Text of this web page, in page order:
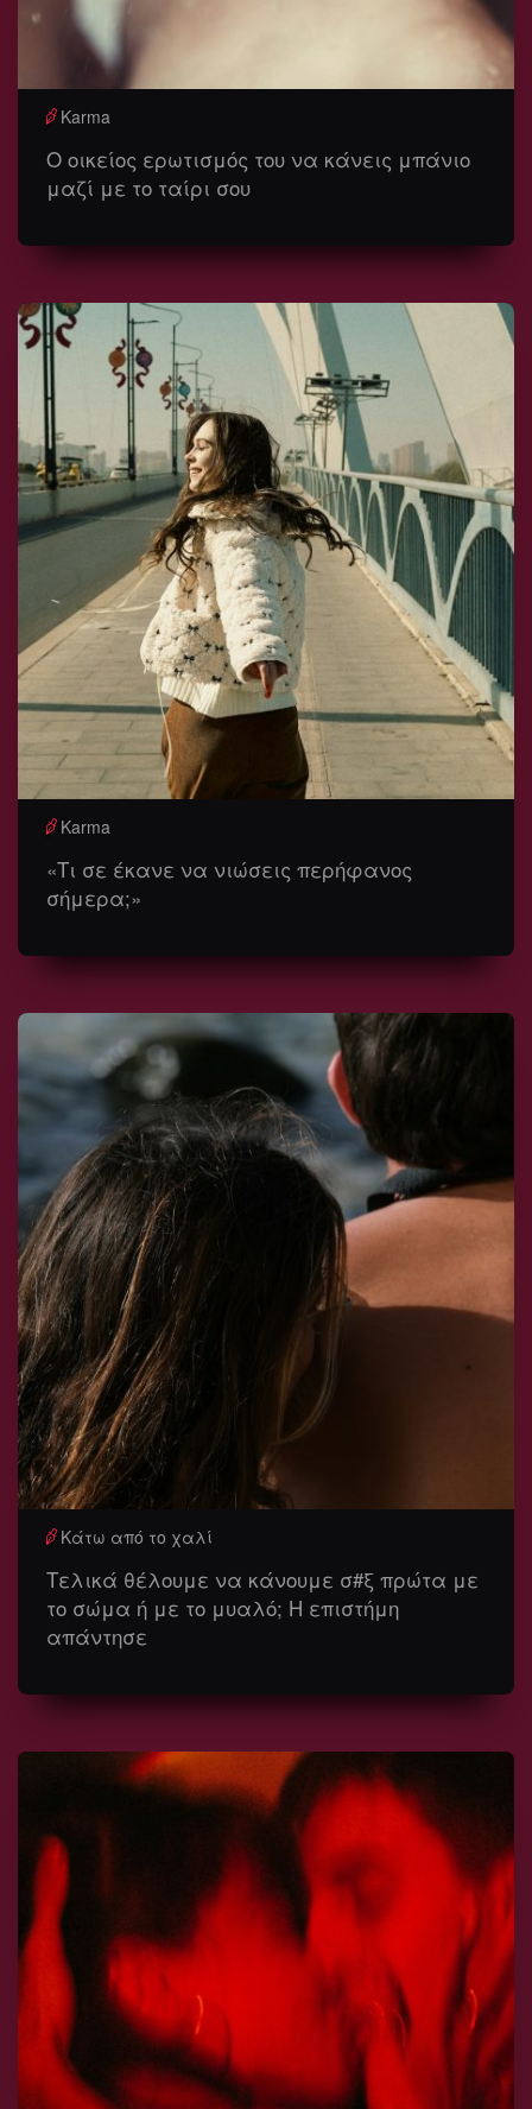
Karma
Ο οικείος ερωτισμός του να κάνεις μπάνιο
μαζί με το ταίρι σου
Karma
«Τι σε έκανε να νιώσεις περήφανος
σήμερα;»
Κάτω από το χαλί
Τελικά θέλουμε να κάνουμε σ#ξ πρώτα με
το σώμα ή με το μυαλό; Η επιστήμη
απάντησε